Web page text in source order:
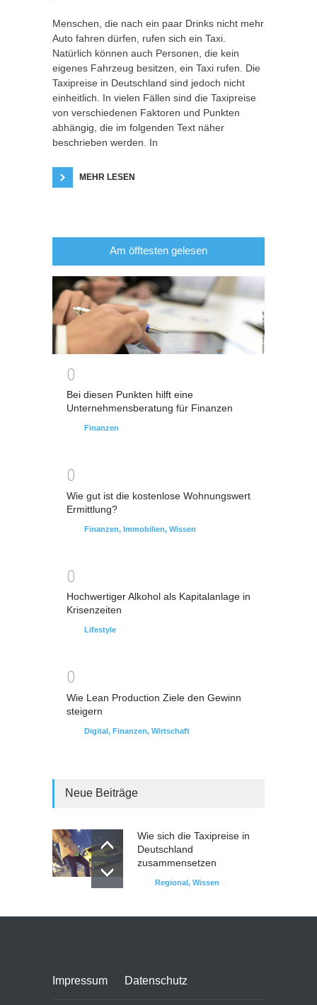
Menschen, die nach ein paar Drinks nicht mehr
Auto fahren dürfen, rufen sich ein Taxi.
Natürlich können auch Personen, die kein
eigenes Fahrzeug besitzen, ein Taxi rufen. Die
Taxipreise in Deutschland sind jedoch nicht
einheitlich. In vielen Fällen sind die Taxipreise
von verschiedenen Faktoren und Punkten
abhängig, die im folgenden Text näher
beschrieben werden. In
MEHR LESEN
Am öfftesten gelesen
0
Bei diesen Punkten hilft eine
Unternehmensberatung für Finanzen
Finanzen
0
Wie gut ist die kostenlose Wohnungswert
Ermittlung?
Finanzen, Immobilien, Wissen
0
Hochwertiger Alkohol als Kapitalanlage in
Krisenzeiten
Lifestyle
0
Wie Lean Production Ziele den Gewinn
steigern
Digital, Finanzen, Wirtschaft
Neue Beiträge
Wie sich die Taxipreise in
Deutschland
zusammensetzen
Regional, Wissen
Impressum Datenschutz